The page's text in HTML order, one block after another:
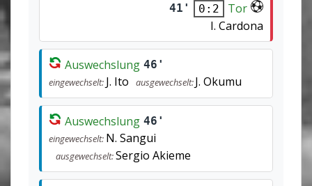
41' 0:2
Tor
I. Cardona
Auswechslung 46'
eingewechselt: J. Ito ausgewechselt:J. Okumu
Auswechslung 46'
eingewechselt: N. Sangui
ausgewechselt:Sergio Akieme